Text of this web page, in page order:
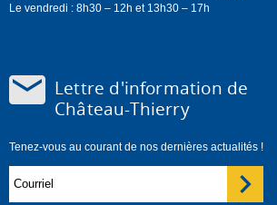
Le vendredi : 8h30 – 12h et 13h30 – 17h
Lettre d'information de
Château-Thierry
Tenez-vous au courant de nos dernières actualités !